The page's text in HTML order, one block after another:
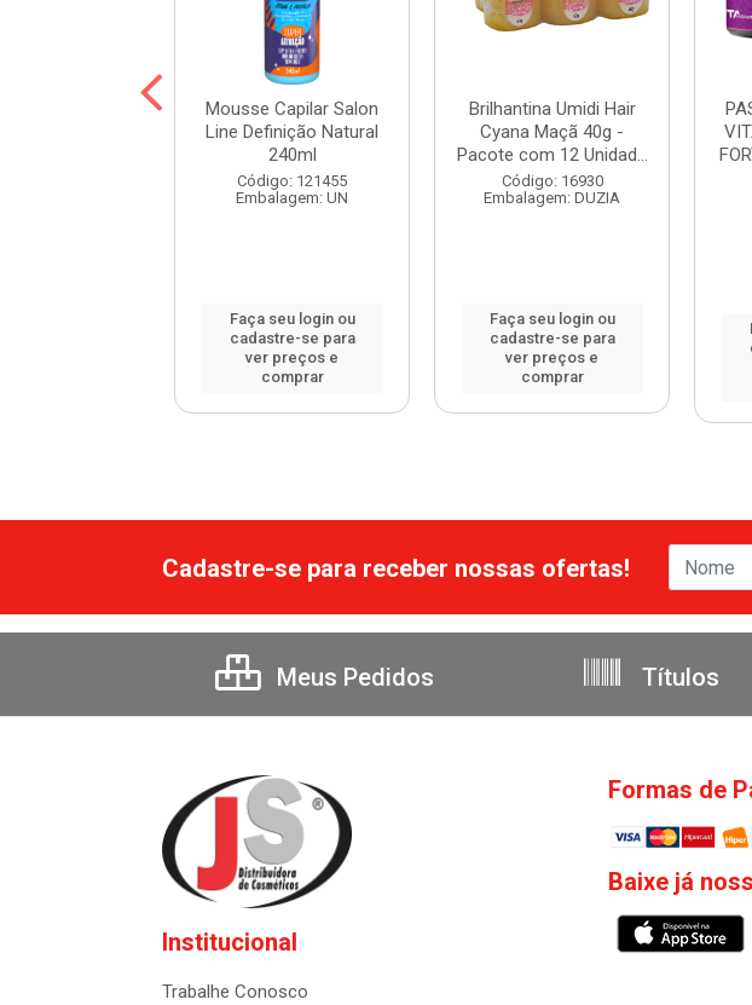
Mousse Capilar Salon
Line Definição Natural
240ml
Código: 121455
Embalagem: UN
Faça seu login ou
cadastre-se para
ver preços e
comprar
Brilhantina Umidi Hair
Cyana Maçã 40g -
Pacote com 12 Unidad...
Código: 16930
Embalagem: DUZIA
Faça seu login ou
cadastre-se para
ver preços e
comprar
Cadastre-se para receber nossas ofertas!
Meus Pedidos Títulos
Institucional
Trabalhe Conosco
Formas de
Baixe já